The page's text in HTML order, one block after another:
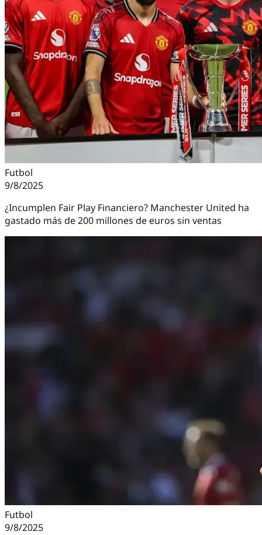
Futbol
9/8/2025
¿Incumplen Fair Play Financiero? Manchester United ha
gastado más de 200 millones de euros sin ventas
Futbol
9/8/2025